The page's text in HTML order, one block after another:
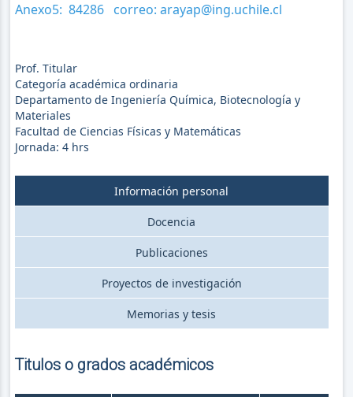
Anexo5: 84286 correo: arayap@ing.uchile.cl
Prof. Titular
Categoría académica ordinaria
Departamento de Ingeniería Química, Biotecnología y
Materiales
Facultad de Ciencias Físicas y Matemáticas
Jornada: 4hrs
Información personal
Docencia
Publicaciones
Proyectos de investigación
Memorias y tesis
Titulos o grados académicos